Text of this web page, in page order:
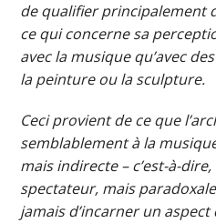
de qualifier principalement
ce qui concerne sa
avec la musique qu’avec
la peinture ou la sculpture.
Ceci provient de ce que
semblablement à la
mais indirecte – c’est-à-
spectateur, mais
jamais d’incarner un